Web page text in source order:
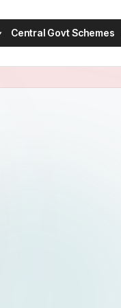
Central Govt Schemes